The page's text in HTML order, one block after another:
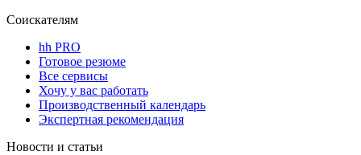
Соискателям
hh PRO
Готовое резюме
Все сервисы
Хочу у вас работать
Производственный календарь
Экспертная рекомендация
Новости и статьи